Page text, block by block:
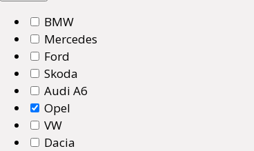
BMW
Mercedes
Ford
Skoda
Audi A6
Opel
VW
Dacia